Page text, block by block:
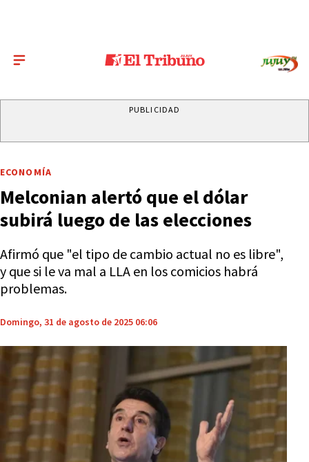
PUBLICIDAD
ECONOMÍA
Melconian alertó que el dólar
subirá luego de las elecciones
Afirmó que "el tipo de cambio actual no es libre",
y que si le va mal a LLA en los comicios habrá
problemas.
Domingo, 31 de agosto de 2025 06:06